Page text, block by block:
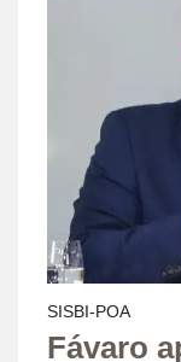
SISBI-POA
Fávaro